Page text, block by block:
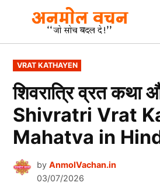
content
POSTED
IN
VRAT KATHAYEN
शिवरात्रि व्रत कथा
Shivratri Vrat
Mahatva in
by AnmolVachan.in
03/07/2026